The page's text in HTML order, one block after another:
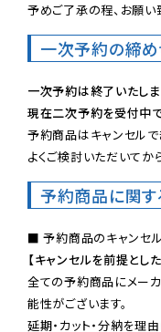
予めご了承の程、お願い
一次予約の締め
一次予約は終了いたしま
現在二次予約を受付中で
予約商品はキャンセル
よくご検討いただいてか
予約商品に関
【キャンセルを前提とし
全ての予約商品にメーカ
能性がございます。
延期・カット・分納を理